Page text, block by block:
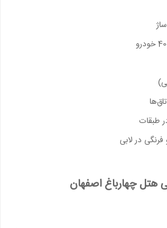
طبقات
در لابی
هتل چهارباغ اصفهان